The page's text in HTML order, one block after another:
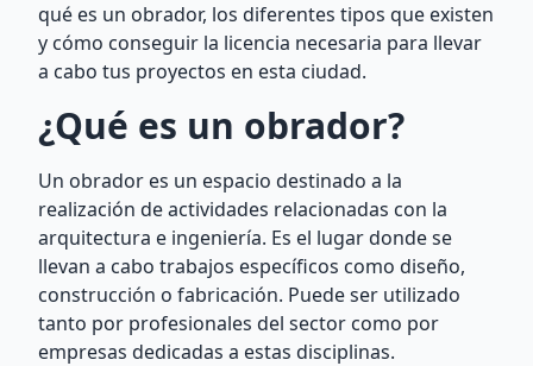
qué es un obrador, los diferentes tipos que existen
y cómo conseguir la licencia necesaria para llevar
a cabo tus proyectos en esta ciudad.
¿Qué es un obrador?
Un obrador es un espacio destinado a la
realización de actividades relacionadas con la
arquitectura e ingeniería. Es el lugar donde se
llevan a cabo trabajos específicos como diseño,
construcción o fabricación. Puede ser utilizado
tanto por profesionales del sector como por
empresas dedicadas a estas disciplinas.